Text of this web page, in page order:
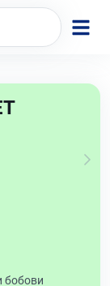
бобови